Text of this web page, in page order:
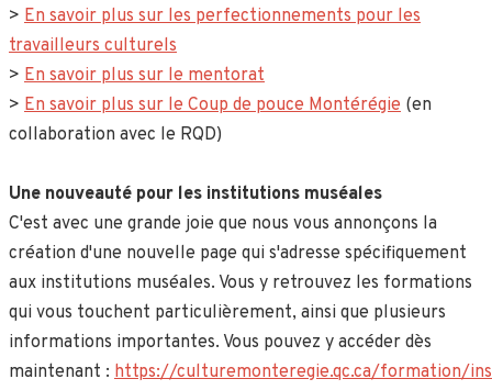
> En savoir plus sur les perfectionnements pour les
travailleurs culturels
> En savoir plus sur le mentorat
> En savoir plus sur le Coup de pouce Montérégie (en
collaboration avec le RQD)
Une nouveauté pour les institutions muséales
C'est avec une grande joie que nous vous annonçons la
création d'une nouvelle page qui s'adresse spécifiquement
aux institutions muséales. Vous y retrouvez les formations
qui vous touchent particulièrement, ainsi que plusieurs
informations importantes. Vous pouvez y accéder dès
maintenant : https://culturemonteregie.qc.ca/formation/